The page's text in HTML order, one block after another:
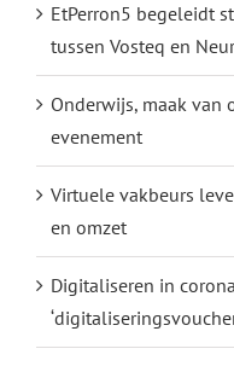
EtPerron5 begeleidt
tussen Vosteq en
Onderwijs, maak
evenement
Virtuele vakbeurs
en omzet
Digitaliseren in